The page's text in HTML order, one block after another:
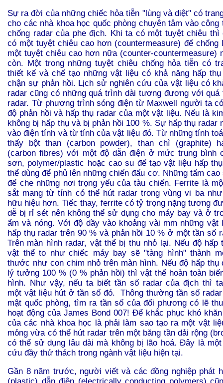
Sự ra đời của những chiếc hỏa tiễn "lùng và diệt" có
cho các nhà khoa học quốc phòng chuyên tâm vào công
chống radar của phe địch. Khi ta có một tuyệt chiêu thì
có một tuyệt chiêu cao hơn (countermeasure) để
một tuyệt chiêu cao hơn nữa (counter-countermeasure)
còn. Một trong những tuyệt chiêu chống hỏa tiễn có
thiết kế và chế tạo những vật liệu có khả năng hấp thụ
chận sự phản hồi. Lịch sử nghiên cứu của vật liệu có
radar cũng có những quá trình dài tương đương với quá
radar. Từ phương trình sóng điện từ Maxwell người ta
độ phản hồi và hấp thụ radar của một vật liệu. Nếu là
không bị hấp thụ và bị phản hồi 100 %. Sự hấp thụ radar
vào điện tính và từ tính của vật liệu đó. Từ những tính
thấy bột than (carbon powder), than chì (graphite)
(carbon fibres) với một độ dẫn điện ở mức trung bình
sơn, polymer/plastic hoặc cao su để tạo vật liệu hấp
thể dùng để phủ lên những chiến đấu cơ. Những tấm cao
để che những nơi trọng yếu của tàu chiến. Ferrite là
sắt mang từ tính có thể hút radar trong vùng vi ba
hữu hiệu hơn. Tiếc thay, ferrite có tỷ trọng nặng tương
dễ bị rỉ sét nên không thể sử dụng cho máy bay và ở
ẩm và nóng. Với độ dầy vào khoảng vài mm những vật
hấp thụ radar trên 90 % và phản hồi 10 % ở một tần số
Trên màn hình radar, vật thể bị thu nhỏ lại. Nếu độ hấp
vật thể to như chiếc máy bay sẽ "tàng hình" thành
thước như con chim nhỏ trên màn hình. Nếu độ hấp thụ
lý tưởng 100 % (0 % phản hồi) thì vật thể hoàn toàn
hình. Như vậy, nếu ta biết tần số radar của địch thì
một vật liệu hút ở tần số đó. Thông thường tần số
mật quốc phòng, tìm ra tần số của đối phương có lẽ
hoạt động của James Bond 007! Để khắc phục khó
của các nhà khoa học là phải làm sao tạo ra một vật
mỏng vừa có thể hút radar trên một băng tần dải rộng
có thể sử dụng lâu dài mà không bị lão hoá. Đây là
cứu đầy thử thách trong ngành vật liệu hiện tại.
Gần 8 năm trước, người viết và các đồng nghiệp phát
(plastic) dẫn điện (electrically conducting polymers)